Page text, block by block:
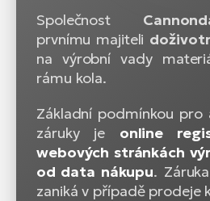
Společnost
prvnímu majiteli
na výrobní vady
rámu kola.
Základní podmínkou pro
záruky je online
webových stránkách
od data nákupu.
zaniká v případě prodeje